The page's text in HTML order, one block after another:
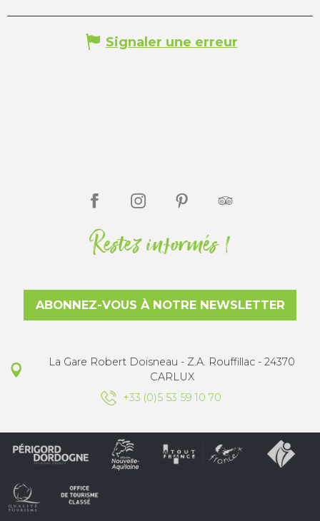
Signaler une erreur
Restez informés !
ABONNEZ-VOUS À NOTRE NEWSLETTER
La Gare Robert Doisneau - Z.A. Rouffillac - 24370
CARLUX
+33 (0)5 53 59 10 70